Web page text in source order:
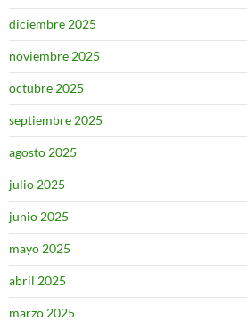
diciembre 2025
noviembre 2025
octubre 2025
septiembre 2025
agosto 2025
julio 2025
junio 2025
mayo 2025
abril 2025
marzo 2025